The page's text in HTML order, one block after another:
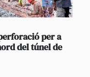
per a
del túnel de